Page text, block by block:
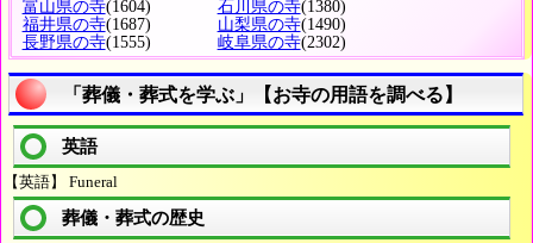
富山県の寺(1604) 石川県の寺(1380)
福井県の寺(1687) 山梨県の寺(1490)
長野県の寺(1555) 岐阜県の寺(2302)
「葬儀・葬式を学ぶ」【お寺の用語を調べる】
英語
【英語】 Funeral
葬儀・葬式の歴史